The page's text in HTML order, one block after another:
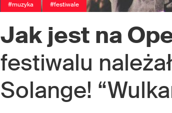
#muzyka #festiwale
Jak jest na
festiwalu
Solange!